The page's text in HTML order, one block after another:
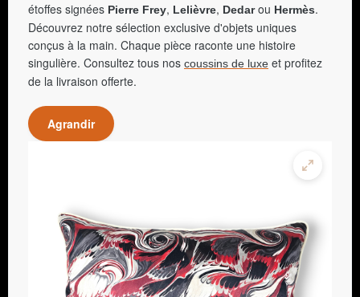
étoffes signées Pierre Frey, Lelièvre, Dedarou Hermès.
Découvrez notre sélection exclusive d'objets uniques
conçus à la main. Chaque pièce raconte une histoire
singulière. Consultez tous nos coussins de luxe et profitez
de la livraison offerte.
Agrandir